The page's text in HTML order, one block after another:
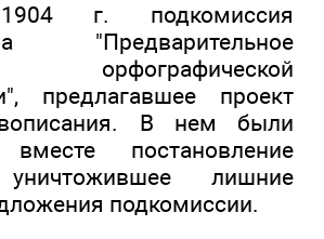
г. подкомиссия
"Предварительное
орфографической
предлагавшее проект
В нем были
постановление
лишние
подкомиссии.